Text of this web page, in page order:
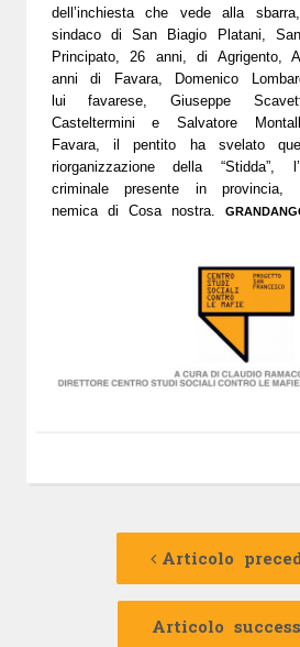
dell’inchiesta che vede alla
sindaco di San Biagio Platani,
Principato, 26 anni, di Agrigento,
anni di Favara, Domenico
lui favarese, Giuseppe
Casteltermini e Salvatore
Favara, il pentito ha svelato
riorganizzazione della “Stidda”,
criminale presente in provincia,
nemica di Cosa nostra.
Navigazione
Articolo
Articolo